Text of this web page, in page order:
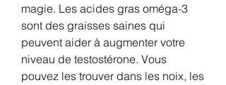
magie. Les acides gras oméga-3
sont des graisses saines qui
peuvent aider à augmenter votre
niveau de testostérone. Vous
pouvez les trouver dans les noix, les